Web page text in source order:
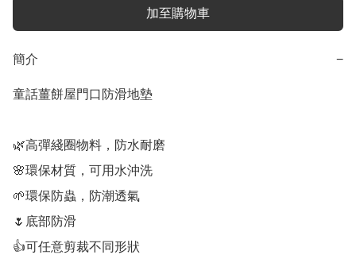
加至購物車
簡介 −
童話薑餅屋門口防滑地墊
🌿高彈綫圈物料，防水耐磨
🌸環保材質，可用水沖洗
🌱環保防蟲，防潮透氣
🌷底部防滑
👍可任意剪裁不同形狀